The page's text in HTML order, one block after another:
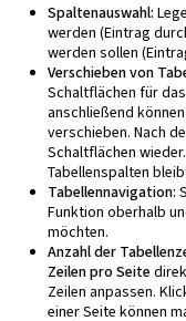
Spaltenauswahl:
werden (Eintrag
werden sollen
Verschieben von
Schaltflächen für
anschließend
verschieben. Nach
Schaltflächen
Tabellenspalten
Tabellennavigation:
Funktion oberhalb
möchten.
Anzahl der
Zeilen pro Seite
Zeilen anpassen.
einer Seite können